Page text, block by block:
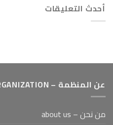
أحدث التعليقات
عن المنظمة – ABOUT ORGANIZATION
من نحن – about us